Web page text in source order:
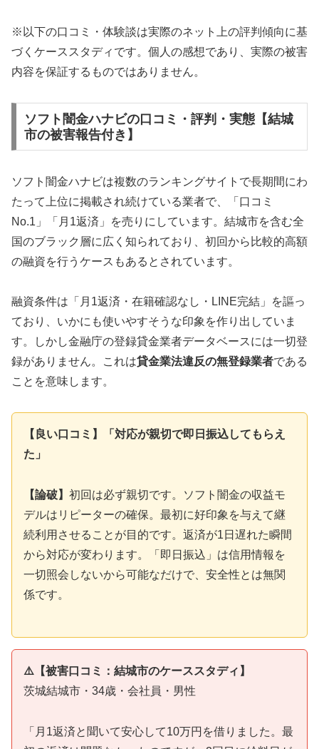
※以下の口コミ・体験談は実際のネット上の評判傾向に基
づくケーススタディです。個人の感想であり、実際の被害
内容を保証するものではありません。
ソフト闇金ハナビの口コミ・評判・実態【結城
市の被害報告付き】
ソフト闇金ハナビは複数のランキングサイトで長期間にわ
たって上位に掲載され続けている業者で、「口コミ
No.1」「月1返済」を売りにしています。結城市を含む全
国のブラック層に広く知られており、初回から比較的高額
の融資を行うケースもあるとされています。
融資条件は「月1返済・在籍確認なし・LINE完結」を謳っ
ており、いかにも使いやすそうな印象を作り出していま
す。しかし金融庁の登録貸金業者データベースには一切登
録がありません。これは貸金業法違反の無登録業者である
ことを意味します。
【良い口コミ】「対応が親切で即日振込してもらえ
た」
【論破】 初回は必ず親切です。ソフト闇金の収益モ
デルはリピーターの確保。最初に好印象を与えて継
続利用させることが目的です。返済が1日遅れた瞬間
から対応が変わります。「即日振込」は信用情報を
一切照会しないから可能なだけで、安全性とは無関
係です。
⚠️【被害口コミ：結城市のケーススタディ】
茨城結城市・34歳・会社員・男性
「月1返済と聞いて安心して10万円を借りました。最